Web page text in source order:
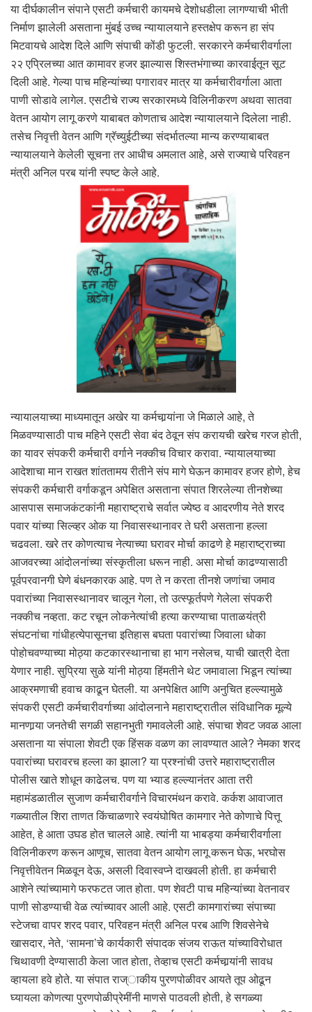
या दीर्घकालीन संपाने एसटी कर्मचारी कायमचे देशोधडीला लागण्याची भीती
निर्माण झालेली असताना मुंबई उच्च न्यायालयाने हस्तक्षेप करून हा संप
मिटवायचे आदेश दिले आणि संपाची कोंडी फुटली. सरकारने कर्मचारीवर्गाला
२२ एप्रिलच्या आत कामावर हजर झाल्यास शिस्तभंगाच्या कारवाईतून सूट
दिली आहे. गेल्या पाच महिन्यांच्या पगारावर मात्र या कर्मचारीवर्गाला आता
पाणी सोडावे लागेल. एसटीचे राज्य सरकारमध्ये विलिनीकरण अथवा सातवा
वेतन आयोग लागू करणे याबाबत कोणताच आदेश न्यायालयाने दिलेला नाही.
तसेच निवृत्ती वेतन आणि ग्रॅच्युईटीच्या संदर्भातल्या मान्य करण्याबाबत
न्यायालयाने केलेली सूचना तर आधीच अमलात आहे, असे राज्याचे परिवहन
मंत्री अनिल परब यांनी स्पष्ट केले आहे.
न्यायालयाच्या माध्यमातून अखेर या कर्मचार्‍यांना जे मिळाले आहे, ते
मिळवण्यासाठी पाच महिने एसटी सेवा बंद ठेवून संप करायची खरेच गरज होती,
का यावर संपकरी कर्मचारी वर्गाने नक्कीच विचार करावा. न्यायालयाच्या
आदेशाचा मान राखत शांततामय रीतीने संप मागे घेऊन कामावर हजर होणे, हेच
संपकरी कर्मचारी वर्गाकडून अपेक्षित असताना संपात शिरलेल्या तीनशेच्या
आसपास समाजकंटकांनी महाराष्ट्राचे सर्वात ज्येष्ठ व आदरणीय नेते शरद
पवार यांच्या सिल्व्हर ओक या निवासस्थानावर ते घरी असताना हल्ला
चढवला. खरे तर कोणत्याच नेत्याच्या घरावर मोर्चा काढणे हे महाराष्ट्राच्या
आजवरच्या आंदोलनांच्या संस्कृतीला धरून नाही. असा मोर्चा काढण्यासाठी
पूर्वपरवानगी घेणे बंधनकारक आहे. पण ते न करता तीनशे जणांचा जमाव
पवारांच्या निवासस्थानावर चालून गेला, तो उत्स्फूर्तपणे गेलेला संपकरी
नक्कीच नव्हता. कट रचून लोकनेत्यांची हत्या करण्याचा पाताळयंत्री
संघटनांचा गांधीहत्येपासूनचा इतिहास बघता पवारांच्या जिवाला धोका
पोहोचवण्याच्या मोठ्या कटकारस्थानाचा हा भाग नसेलच, याची खात्री देता
येणार नाही. सुप्रिया सुळे यांनी मोठ्या हिंमतीने थेट जमावाला भिडून त्यांच्या
आक्रमणाची हवाच काढून घेतली. या अनपेक्षित आणि अनुचित हल्ल्यामुळे
संपकरी एसटी कर्मचारीवर्गाच्या आंदोलनाने महाराष्ट्रातील संविधानिक मूल्ये
मानणार्‍या जनतेची सगळी सहानभुती गमावलेली आहे. संपाचा शेवट जवळ आला
असताना या संपाला शेवटी एक हिंसक वळण का लावण्यात आले? नेमका शरद
पवारांच्या घरावरच हल्ला का झाला? या प्रश्नांची उत्तरे महाराष्ट्रातील
पोलीस खाते शोधून काढेलच. पण या भ्याड हल्ल्यानंतर आता तरी
महामंडळातील सुजाण कर्मचारीवर्गाने विचारमंथन करावे. कर्कश आवाजात
गळ्यातील शिरा ताणत किंचाळणारे स्वयंघोषित कामगार नेते कोणाचे पित्तू
आहेत, हे आता उघड होत चालले आहे. त्यांनी या भाबड्या कर्मचारीवर्गाला
विलिनीकरण करून आणूच, सातवा वेतन आयोग लागू करून घेऊ, भरघोस
निवृत्तीवेतन मिळवून देऊ, असली दिवास्वप्ने दाखवली होती. हा कर्मचारी
आशेने त्यांच्यामागे फरफटत जात होता. पण शेवटी पाच महिन्यांच्या वेतनावर
पाणी सोडण्याची वेळ त्यांच्यावर आली आहे. एसटी कामगारांच्या संपाच्या
स्टेजचा वापर शरद पवार, परिवहन मंत्री अनिल परब आणि शिवसेनेचे
खासदार, नेते, ‘सामना’चे कार्यकारी संपादक संजय राऊत यांच्याविरोधात
चिथावणी देण्यासाठी केला जात होता, तेव्हाच एसटी कर्मचार्‍यांनी सावध
व्हायला हवे होते. या संपात राज्ाकीय पुरणपोळीवर आयते तूप ओढून
घ्यायला कोणत्या पुरणपोळीप्रेमींनी माणसे पाठवली होती, हे सगळ्या